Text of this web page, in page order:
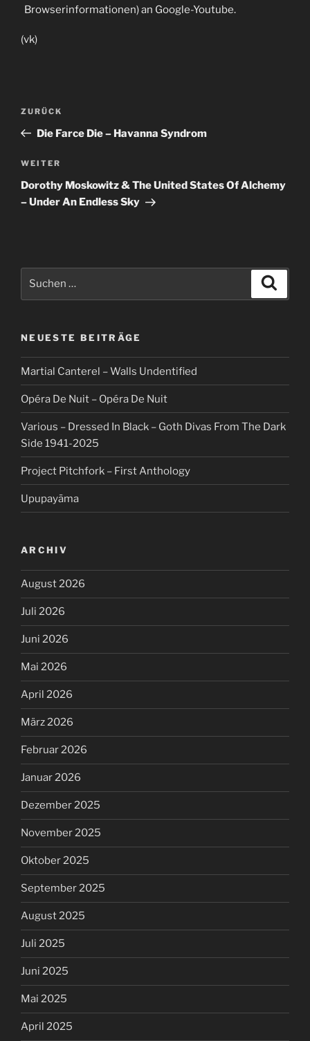
Browserinformationen) an Google-Youtube.
(vk)
Beitragsnavigation
Vorheriger
Beitrag
ZURÜCK
Die Farce Die – Havanna Syndrom
Nächster
Beitrag
WEITER
Dorothy Moskowitz & The United States Of Alchemy
– Under An Endless Sky
NEUESTE BEITRÄGE
Martial Canterel – Walls Undentified
Opéra De Nuit – Opéra De Nuit
Various – Dressed In Black – Goth Divas From The Dark
Side 1941-2025
Project Pitchfork – First Anthology
Upupayāma
ARCHIV
August 2026
Juli 2026
Juni 2026
Mai 2026
April 2026
März 2026
Februar 2026
Januar 2026
Dezember 2025
November 2025
Oktober 2025
September 2025
August 2025
Juli 2025
Juni 2025
Mai 2025
April 2025